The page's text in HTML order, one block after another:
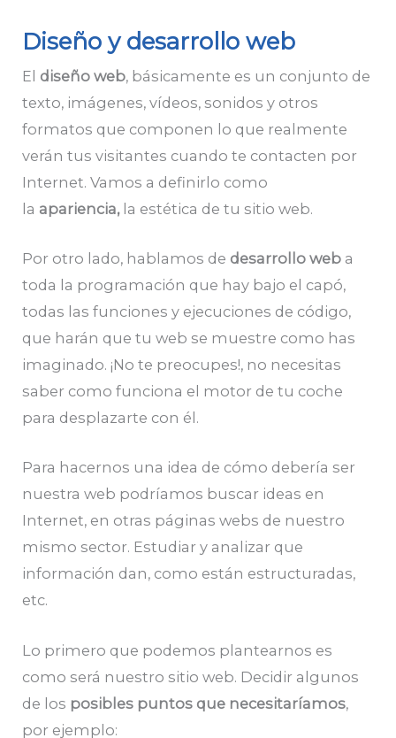
Diseño y desarrollo web
El diseño web, básicamente es un conjunto de
texto, imágenes, vídeos, sonidos y otros
formatos que componen lo que realmente
verán tus visitantes cuando te contacten por
Internet. Vamos a definirlo como
la apariencia,la estética de tu sitio web.
Por otro lado, hablamos de desarrollo web a
toda la programación que hay bajo el capó,
todas las funciones y ejecuciones de código,
que harán que tu web se muestre como has
imaginado. ¡No te preocupes!, no necesitas
saber como funciona el motor de tu coche
para desplazarte con él.
Para hacernos una idea de cómo debería ser
nuestra web podríamos buscar ideas en
Internet, en otras páginas webs de nuestro
mismo sector. Estudiar y analizar que
información dan, como están estructuradas,
etc.
Lo primero que podemos plantearnos es
como será nuestro sitio web. Decidir algunos
de los posibles puntos que necesitaríamos,
por ejemplo: